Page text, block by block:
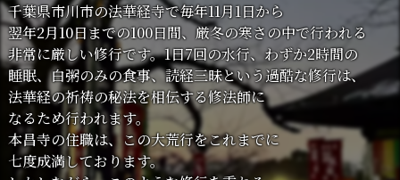
千葉県市川市の法華経寺で毎年11月1日から
翌年2月10日までの100日間、 厳冬の寒さの中で行われる
非常に厳しい修行です。1日7回の水行、わずか2時間の
睡眠、白粥のみの食事、読経三昧という過酷な修行は、
法華経の祈祷の秘法を相伝する修法師に
なるため行われます。
本昌寺の住職は、 この大荒行をこれまでに
七度成満しております。